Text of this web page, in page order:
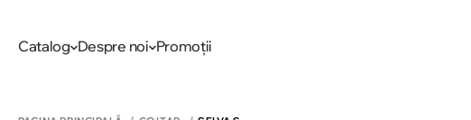
Catalog Despre noi Promoții